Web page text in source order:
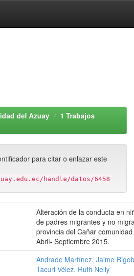
del Azuay
1 Trabajos
para citar o enlazar este
handle/datos/6458
Alteración de la conducta en
de padres migrantes y no
provincia del Cañar
Abril- Septiembre 2015.
Andrade Martínez, Jaime
Tacuri Vélez, Ruth Nelly